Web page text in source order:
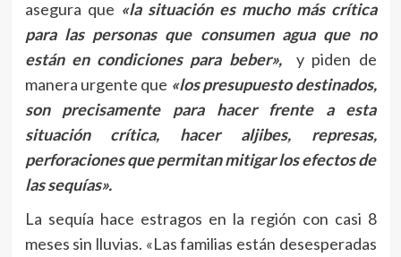
asegura que «la situación es mucho más crítica
para las personas que consumen agua que no
están en condiciones para beber»,y piden de
manera urgente que «los presupuesto destinados,
son precisamente para hacer frente a esta
situación crítica, hacer aljibes, represas,
perforaciones que permitan mitigar los efectos de
las sequías».
La sequía hace estragos en la región con casi 8
meses sin lluvias. «Las familias están desesperadas